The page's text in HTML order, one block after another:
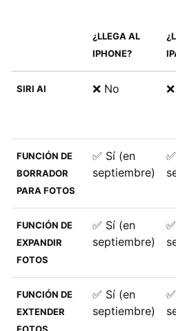
Crear atajos con IA
Inteligencia visual
Las limitaciones por modelo
iPad
Mac
Apple Watch
¿LLEGA AL
IPHONE?
SIRI AI ❌ No
FUNCIÓN DE
BORRADOR
PARA FOTOS
✅ Sí (en
septiembre)
FUNCIÓN DE
EXPANDIR
FOTOS
✅ Sí (en
septiembre)
FUNCIÓN DE
EXTENDER
✅ Sí (en
septiembre)